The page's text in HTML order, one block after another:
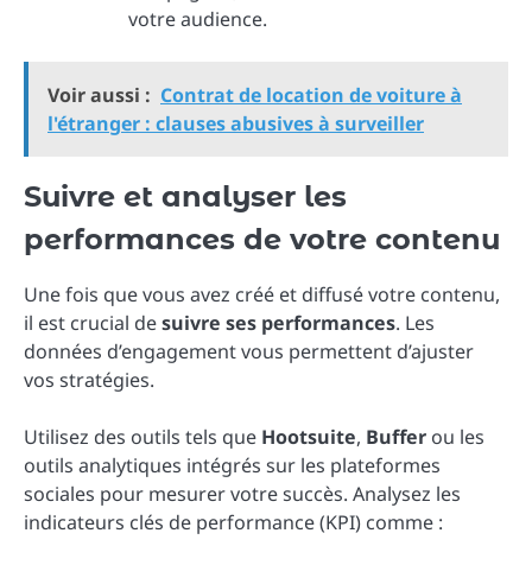
votre audience.
Voir aussi : Contrat de location de voiture à
l'étranger : clauses abusives à surveiller
Suivre et analyser les
performances de votre contenu
Une fois que vous avez créé et diffusé votre contenu,
il est crucial desuivre ses performances. Les
données d’engagement vous permettent d’ajuster
vos stratégies.
Utilisez des outils tels que Hootsuite, Buffer ou les
outils analytiques intégrés sur les plateformes
sociales pour mesurer votre succès. Analysez les
indicateurs clés de performance (KPI) comme :